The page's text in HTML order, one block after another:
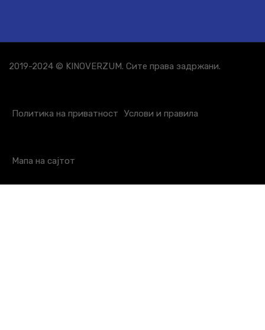
2019-2024 © KINOVERZUM. Сите права задржани.
Политика на приватност Услови и правила
Мапа на сајтот